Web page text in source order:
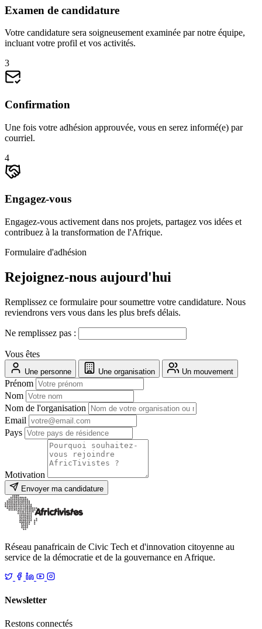
Examen de candidature
Votre candidature sera soigneusement examinée par notre équipe,
incluant votre profil et vos activités.
3
Confirmation
Une fois votre adhésion approuvée, vous en serez informé(e) par
courriel.
4
Engagez-vous
Engagez-vous activement dans nos projets, partagez vos idées et
contribuez à la transformation de l'Afrique.
Formulaire d'adhésion
Rejoignez-nous aujourd'hui
Remplissez ce formulaire pour soumettre votre candidature. Nous
reviendrons vers vous dans les plus brefs délais.
Ne remplissez pas :
Vous êtes
Une personne Une organisation Un mouvement
Prénom
Nom
Nom de l'organisation
Email
Pays
Motivation
Envoyer ma candidature
Réseau panafricain de Civic Tech et d'innovation citoyenne au
service de la démocratie et de la gouvernance en Afrique.
Newsletter
Restons connectés